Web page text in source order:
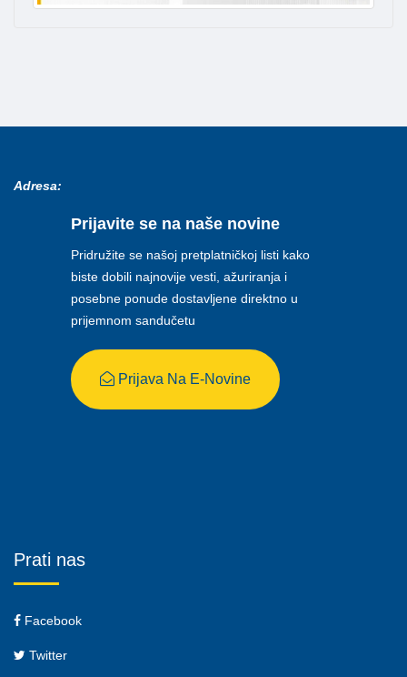
Adresa:
Prijavite se na naše novine
Pridružite se našoj pretplatničkoj listi kako
biste dobili najnovije vesti, ažuriranja i
posebne ponude dostavljene direktno u
prijemnom sandučetu
Prijava Na E-Novine
Prati nas
Facebook
Twitter